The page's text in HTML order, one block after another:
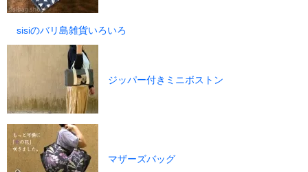
sisiのバリ島雑貨いろいろ
ジッパー付きミニボストン
マザーズバッグ